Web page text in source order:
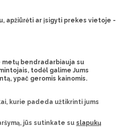
apžiūrėti ar įsigyti prekes vietoje -
metų bendradarbiauja su
todėl galime Jums
ypač geromis kainomis.
kurie padeda užtikrinti jums
jūs sutinkate su slapukų